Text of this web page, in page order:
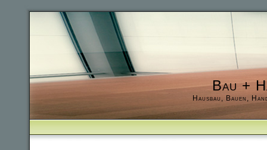
Bau +
Hausbau, Bauen,